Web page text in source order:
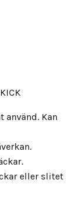
använd. Kan
eller slitet